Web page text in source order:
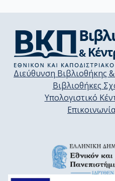
Διεύθυνση Βιβλιοθήκης
Βιβλιοθήκες
Υπολογιστικό